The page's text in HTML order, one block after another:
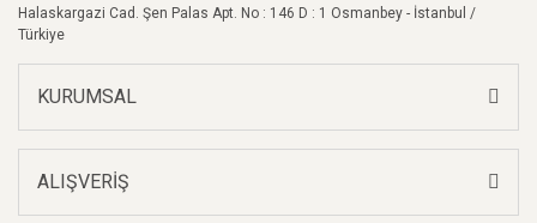
Halaskargazi Cad. Şen Palas Apt. No : 146 D : 1 Osmanbey - İstanbul /
Türkiye
KURUMSAL
ALIŞVERİŞ